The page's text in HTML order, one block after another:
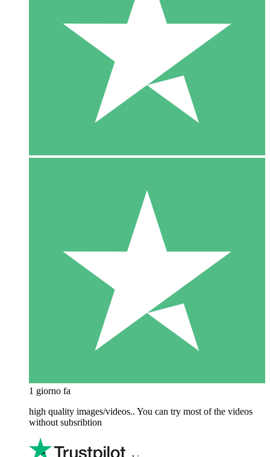
1 giorno fa
high quality images/videos.. You can try most of the videos
without subsribtion